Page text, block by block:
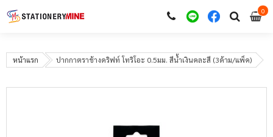
00
หน้าแรก ปากกาตราช้างดริฟท์ โทริโอะ 0.5มม. สีน้ำเงินคละสี (3ด้าม/แพ็ค)